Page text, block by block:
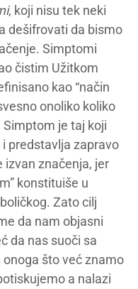
, koji nisu tek neki
dešifrovati da bismo
Simptomi
čistim Užitkom
kao “način
onoliko koliko
Simptom je taj koji
predstavlja zapravo
izvan značenja, jer
konstituiše u
Zato cilj
da nam objasni
da nas suoči sa
što već znamo
a nalazi